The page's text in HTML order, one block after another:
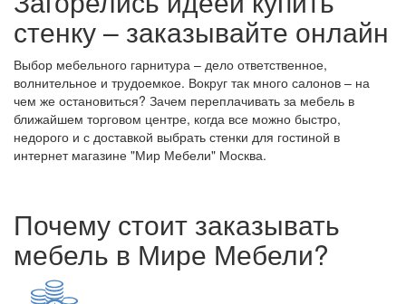
стенку – заказывайте онлайн
Выбор мебельного гарнитура – дело ответственное,
волнительное и трудоемкое. Вокруг так много салонов – на
чем же остановиться? Зачем переплачивать за мебель в
ближайшем торговом центре, когда все можно быстро,
недорого и с доставкой выбрать стенки для гостиной в
интернет магазине "Мир Мебели" Москва.
Почему стоит заказывать
мебель в Мире Мебели?